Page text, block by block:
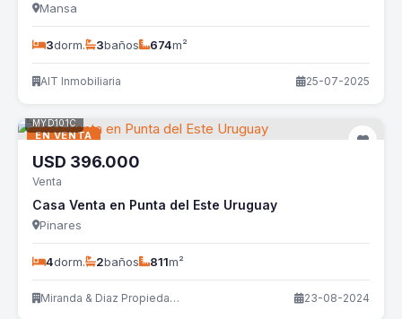
Mansa
3dorm. 3baños 674m²
AIT Inmobiliaria 25-07-2025
EN VENTA
MYD101C
USD 396.000
Venta
Casa Venta en Punta del Este Uruguay
Pinares
4dorm. 2baños 811m²
Miranda & Diaz Propiedades 23-08-2024